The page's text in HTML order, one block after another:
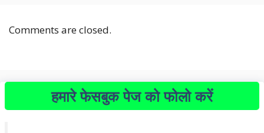
Comments are closed.
हमारे फेसबुक पेज को फोलो करें